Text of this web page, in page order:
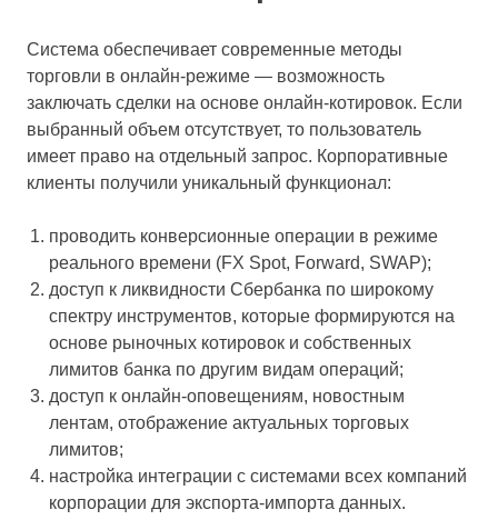
Система обеспечивает современные методы
торговли в онлайн-режиме — возможность
заключать сделки на основе онлайн-котировок. Если
выбранный объем отсутствует, то пользователь
имеет право на отдельный запрос. Корпоративные
клиенты получили уникальный функционал:
проводить конверсионные операции в режиме
реального времени (FX Spot, Forward, SWAP);
доступ к ликвидности Сбербанка по широкому
спектру инструментов, которые формируются на
основе рыночных котировок и собственных
лимитов банка по другим видам операций;
доступ к онлайн-оповещениям, новостным
лентам, отображение актуальных торговых
лимитов;
настройка интеграции с системами всех компаний
корпорации для экспорта-импорта данных.